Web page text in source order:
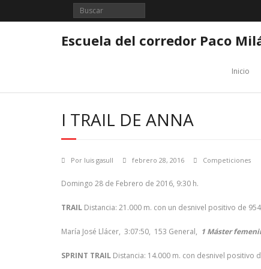
Escuela del corredor Paco
Inicio
I TRAIL DE ANNA
Por luis gasull febrero 28, 2016 Competiciones
Domingo 28 de Febrero de 2016, 9:30 h.
TRAIL Distancia: 21.000 m. con un desnivel positivo de
María José Llácer, 3:07:50, 153 General, 1 Máster
SPRINT TRAIL Distancia: 14.000 m. con desnivel positivo